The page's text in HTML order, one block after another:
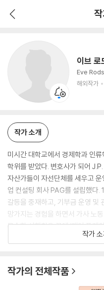
이브 로
Eve
해외작가
인문/사회 저자
작가 소개
미시간 대학교에서 경제학과 인
학위를 받았다. 변호사가 되어
자산가들이 자선단체를 세우고
업 컨설팅 회사 PAG를 설립했다.
갈등을 중재하고, 기부금 운영 및
망가지는 경험을 하면서 가사 노
무수한 시행착오 끝에 ‘페어 플레
현재 이 프로젝트를 전 세계에 알
fairplaylife.com│페이스북, 인
작가
작가의 전체작품